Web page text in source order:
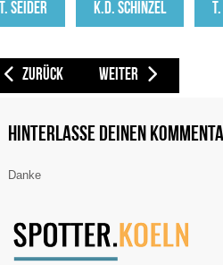
T. SEIDER K.D. SCHINZEL
VORHERIGER BEITRAG: DHL AIR AUSTRIA
ZURÜCK NÄCHSTER BEITRAG:
WEITER
Hinterlasse deinen
Danke